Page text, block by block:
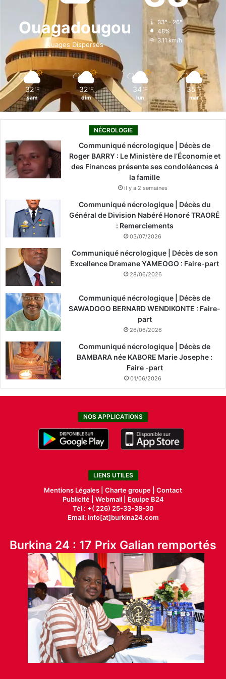
o
k
i
n
g
r
k
Ouagadougou
Nuages Dispersés
33º - 26º
48%
3.11 km/h
32 ℃
sam
32 ℃
dim
34 ℃
lun
35 ℃
mar
NÉCROLOGIE
Communiqué nécrologique | Décès de
Roger BARRY : Le Ministère de l’Économie et
des Finances présente ses condoléances à
la famille
il y a 2 semaines
Communiqué nécrologique | Décès du
Général de Division Nabéré Honoré TRAORÉ
: Remerciements
03/07/2026
Communiqué nécrologique | Décès de son
Excellence Dramane YAMEOGO : Faire-part
28/06/2026
Communiqué nécrologique | Décès de
SAWADOGO BERNARD WENDIKONTE : Faire-
part
26/06/2026
Communiqué nécrologique | Décès de
BAMBARA née KABORE Marie Josephe :
Faire -part
01/06/2026
NOS APPLICATIONS
LIENS UTILES
Mentions Légales | Charte groupe | Contact
Publicité| Webmail |
Equipe B24
Tél : +( 226) 25-33-38-30
Email: info[at]burkina24.com
Burkina 24 : 17 Prix Galian remportés